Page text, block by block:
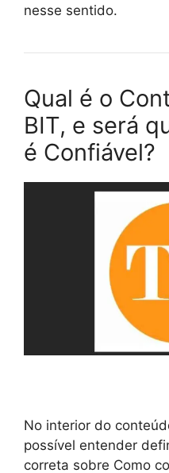
nesse sentido.
Qual é o
BIT, e será
é Confiável?
No interior do
possível entender
correta sobre Como